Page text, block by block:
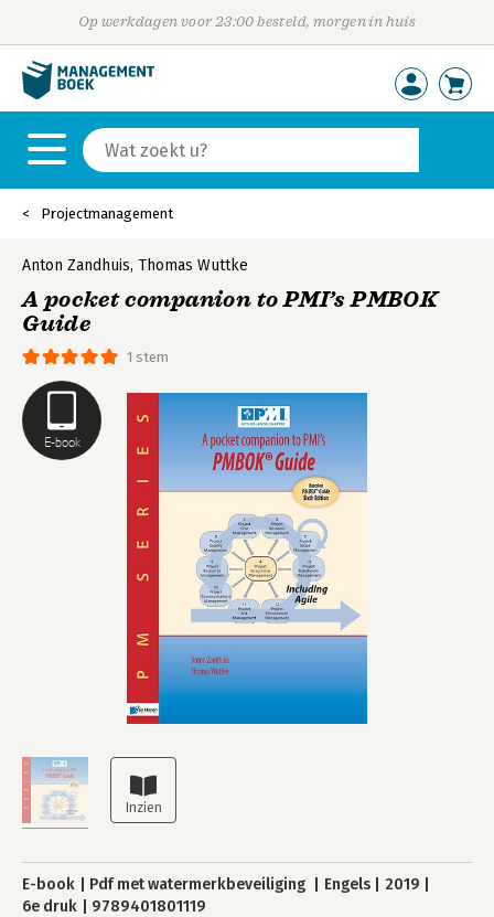
Op werkdagen voor 23:00 besteld, morgen in huis
Projectmanagement
E-book
1 stem
Anton Zandhuis, Thomas Wuttke
A pocket companion to PMI’s PMBOK
Guide
E-book Pdf met watermerkbeveiliging Engels
2019
6e druk
9789401801119